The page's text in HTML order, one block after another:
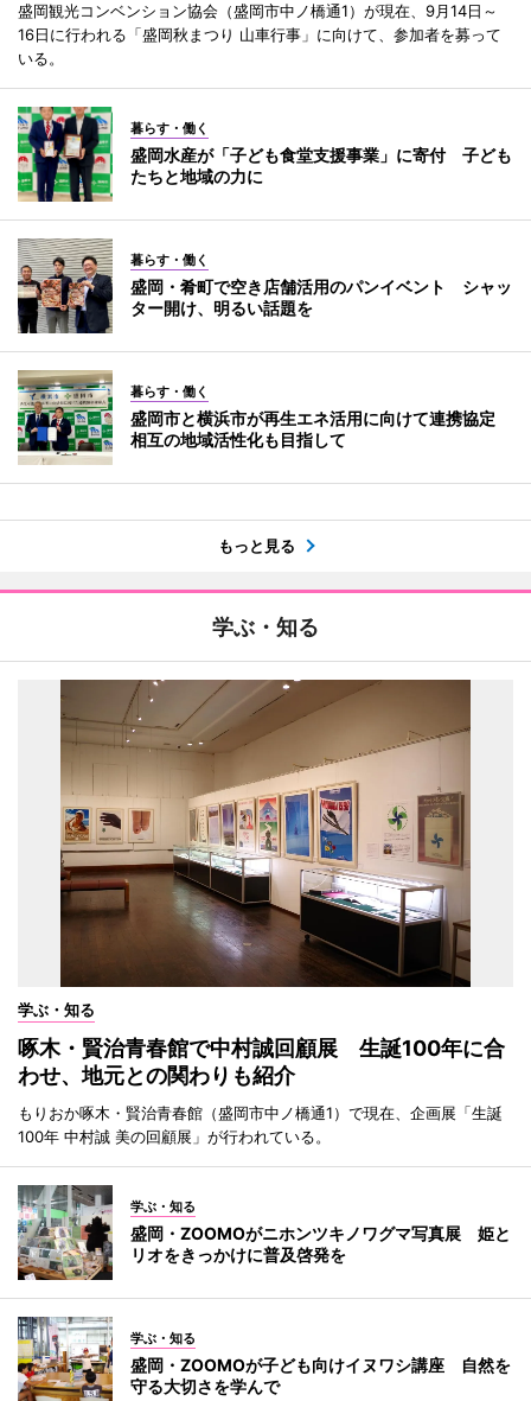
盛岡観光コンベンション協会（盛岡市中ノ橋通1）が現在、9月14日～
16日に行われる「盛岡秋まつり 山車行事」に向けて、参加者を募って
いる。
暮らす・働く
盛岡水産が「子ども食堂支援事業」に寄付 子ども
たちと地域の力に
暮らす・働く
盛岡・肴町で空き店舗活用のパンイベント シャッ
ター開け、明るい話題を
暮らす・働く
盛岡市と横浜市が再生エネ活用に向けて連携協定
相互の地域活性化も目指して
もっと見る
学ぶ・知る
学ぶ・知る
啄木・賢治青春館で中村誠回顧展 生誕100年に合
わせ、地元との関わりも紹介
もりおか啄木・賢治青春館（盛岡市中ノ橋通1）で現在、企画展「生誕
100年 中村誠 美の回顧展」が行われている。
学ぶ・知る
盛岡・ZOOMOがニホンツキノワグマ写真展 姫と
リオをきっかけに普及啓発を
学ぶ・知る
盛岡・ZOOMOが子ども向けイヌワシ講座 自然を
守る大切さを学んで